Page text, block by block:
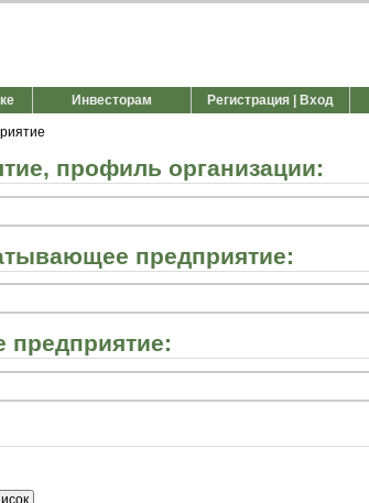
Инвесторам Регистрация | Вход
профиль организации:
предприятие: